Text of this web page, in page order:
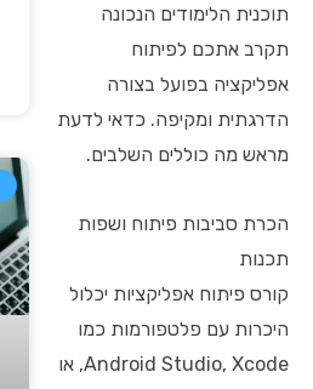
תוכנית הלימודים הנכונה
תקרב אתכם לפיתוח
אפליקציה בפועל בצורה
הדרגתית ומקיפה. כדאי לדעת
מראש מה כוללים השלבים.
הכרת סביבות פיתוח ושפות
תכנות
קורס פיתוח אפליקציות יכלול
היכרות עם פלטפורמות כמו
Android Studio, Xcode, או